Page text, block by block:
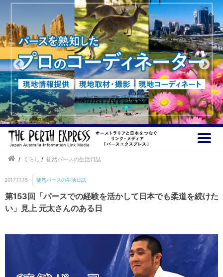
/ くらし / 徒然パースの生活日誌
2017.11.15 徒然パースの生活日誌
第153回「パースでの経験を活かして日本でも柔道を続けた
い」見上 元太さんのある日